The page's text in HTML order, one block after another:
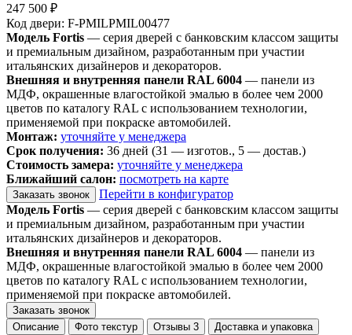
247 500 ₽
Код двери: F-PMILPMIL00477
Модель Fortis — серия дверей с банковским классом защиты
и премиальным дизайном, разработанным при участии
итальянских дизайнеров и декораторов.
Внешняя и внутренняя панели RAL 6004 — панели из
МДФ, окрашенные влагостойкой эмалью в более чем 2000
цветов по каталогу RAL с использованием технологии,
применяемой при покраске автомобилей.
Монтаж: уточняйте у менеджера
Срок получения: 36 дней (31 — изготов., 5 — достав.)
Стоимость замера: уточняйте у менеджера
Ближайший салон: посмотреть на карте
Заказать звонок
Перейти в конфигуратор
Модель Fortis — серия дверей с банковским классом защиты
и премиальным дизайном, разработанным при участии
итальянских дизайнеров и декораторов.
Внешняя и внутренняя панели RAL 6004 — панели из
МДФ, окрашенные влагостойкой эмалью в более чем 2000
цветов по каталогу RAL с использованием технологии,
применяемой при покраске автомобилей.
Заказать звонок
Описание
Фото текстур Отзывы 3
Доставка и упаковка